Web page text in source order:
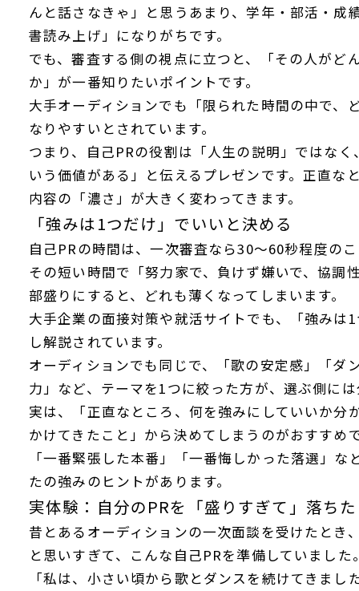
んと話さなきゃ」と思うあまり、学年・部活・成
書読み上げ」になりがちです。
でも、審査する側の視点に立つと、「その人がど
か」が一番知りたいポイントです。
大手オーディションでも「限られた時間の中で、
なりやすいとされています。
つまり、自己PRの役割は「人生の説明」ではな
いう価値がある」と伝えるプレゼンです。正直な
内容の「濃さ」が大きく変わってきます。
「強みは1つだけ」でいいと決める
自己PRの時間は、一次審査なら30～60秒程度の
その短い時間で「努力家で、負けず嫌いで、協
部盛りにすると、どれも薄くなってしまいます。
大手企業の面接対策や就活サイトでも、「強みは
し解説されています。
オーディションでも同じで、「歌の安定感」「ダ
力」など、テーマを1つに絞った方が、選ぶ側に
実は、「正直なところ、何を強みにしていいか分
かけてきたこと」から決めてしまうのがおすすめ
「一番緊張した本番」「一番悔しかった落選」
たの強みのヒントがあります。
実体験：自分のPRを「盛りすぎて」落ち
昔とあるオーディションの一次面談を受けたとき
と思いすぎて、こんな自己PRを準備していました
「私は、小さい頃から歌とダンスを続けてきま